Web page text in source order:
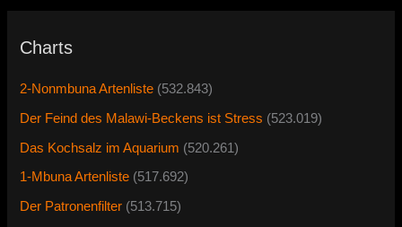
Charts
2-Nonmbuna Artenliste (532.843)
Der Feind des Malawi-Beckens ist Stress (523.019)
Das Kochsalz im Aquarium (520.261)
1-Mbuna Artenliste (517.692)
Der Patronenfilter (513.715)